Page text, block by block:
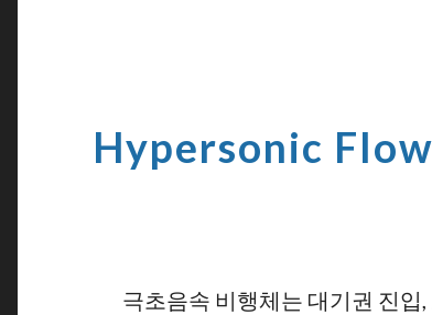
Hypersonic
극초음속 비행체는 대기권 진입